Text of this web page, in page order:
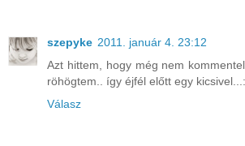
szepyke 2011. január 4. 23:12
Azt hittem, hogy még nem
röhögtem.. így éjfél előtt egy
Válasz